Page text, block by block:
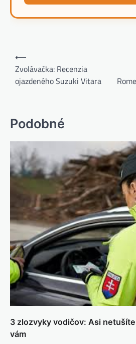
Navigácia
článku
⟵
Zvolávačka: Recenzia
ojazdeného Suzuki Vitara
Podobné
3 zlozvyky vodičov: Asi
vám